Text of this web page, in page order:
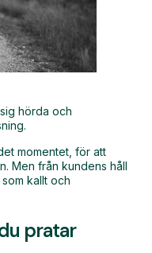
hörda och
momentet, för att
Men från kundens håll
kallt och
pratar